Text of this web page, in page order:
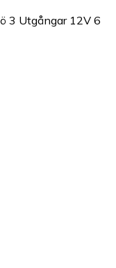
3 Utgångar 12V 6